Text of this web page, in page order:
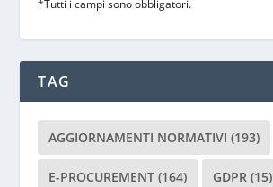
e
d
s
*Tutti i campi sono obbligatori.
TAG
AGGIORNAMENTI NORMATIVI (193)
E-PROCUREMENT (164) GDPR (15)